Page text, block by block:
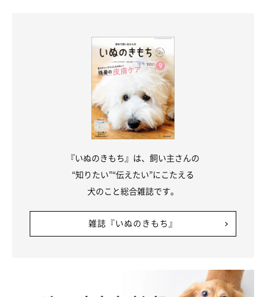
ん。先ほどのエピソードからもわかるように、食べることと遊ぶ
ことがとにかく大好きだそうで、好きなことをしてるときは頭の
『いぬのきもち』は、飼い主さんの
“知りたい”“伝えたい”にこたえる
犬のこと総合雑誌です。
雑誌『いぬのきもち』